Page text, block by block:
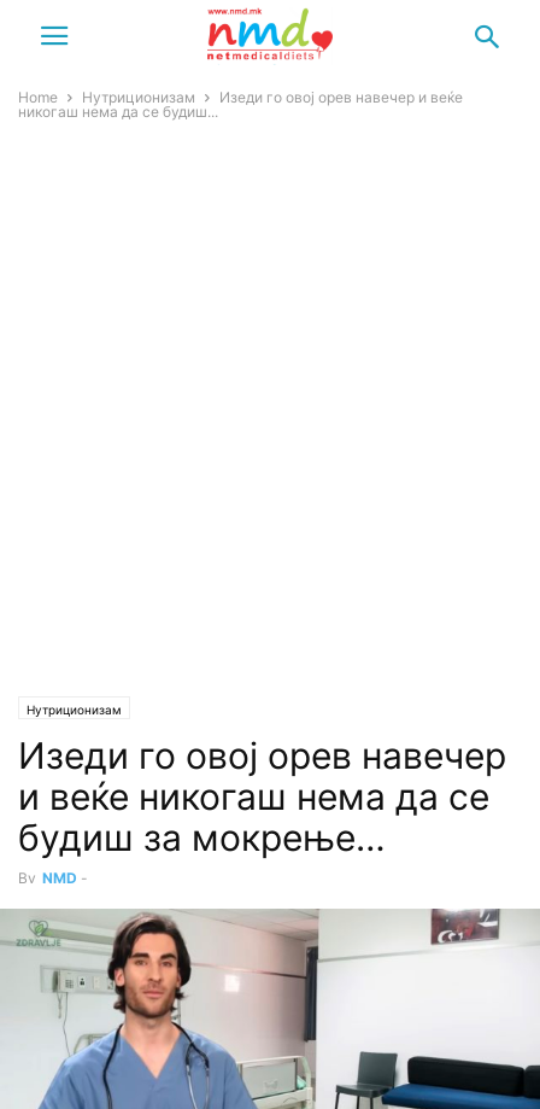
Home Нутриционизам
Изеди го овој орев навечер и веќе
никогаш нема да се будиш...
Нутриционизам
Изеди го овој орев навечер
и веќе никогаш нема да се
будиш за мокрење…
By NMD -